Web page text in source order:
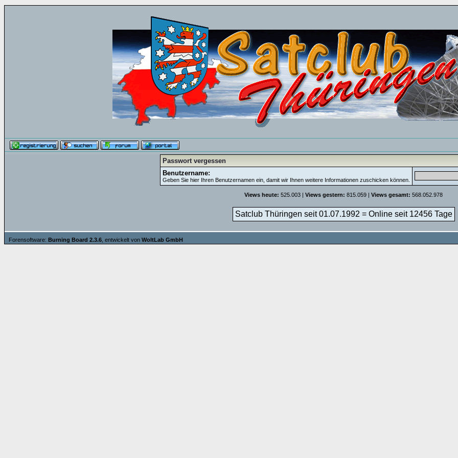
Passwort vergessen
Benutzername:
Geben Sie hier Ihren Benutzernamen ein, damit wir Ihnen weitere Informationen zuschicken können.
Views heute: 525.003 | Views gestern: 815.059 | Views gesamt: 568.052.978
Satclub Thüringen seit 01.07.1992 = Online seit 12456 Tage
Forensoftware: Burning Board 2.3.6 , entwickelt von WoltLab GmbH